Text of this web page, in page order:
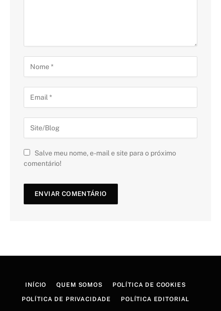
Salve meu nome, e-mail e site para o próximo
comentário!
INÍCIO QUEM SOMOS POLÍTICA DE COOKIES
POLÍTICA DE PRIVACIDADE POLÍTICA EDITORIAL